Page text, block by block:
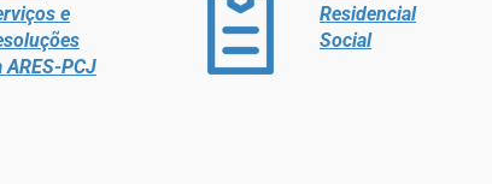
e
ARES-PCJ
Residencial
Social